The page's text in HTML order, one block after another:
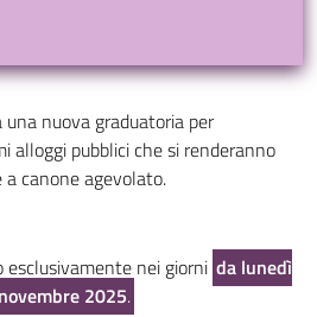
una nuova graduatoria per
alloggi pubblici che si renderanno
a canone agevolato.
esclusivamente nei giorni da lunedì
2025.